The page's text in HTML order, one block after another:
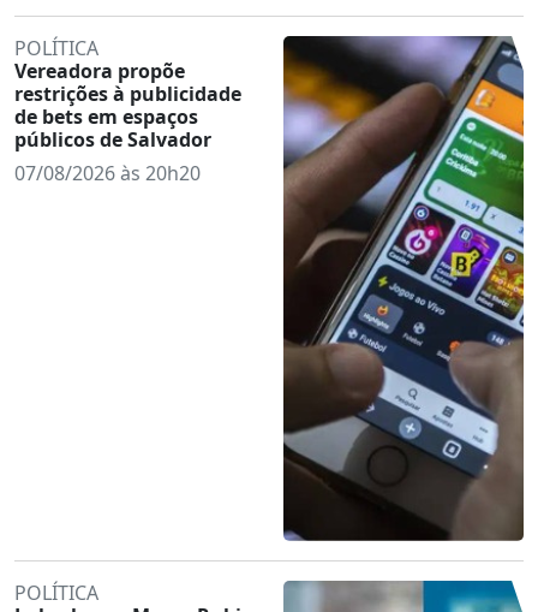
POLÍTICA
Vereadora propõe
restrições à publicidade
de bets em espaços
públicos de Salvador
07/08/2026 às 20h20
POLÍTICA